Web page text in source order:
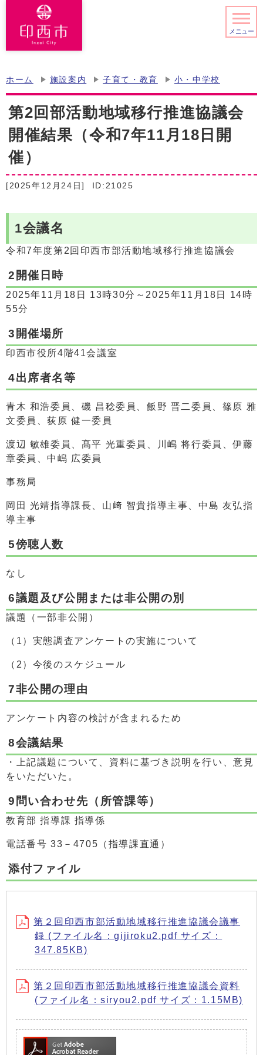
メニュー
ホーム 施設案内 子育て・教育 小・中学校
第2回部活動地域移行推進協議会
開催結果（令和7年11月18日開
催）
[2025年12月24日] ID:21025
1会議名
令和7年度第2回印西市部活動地域移行推進協議会
2開催日時
2025年11月18日 13時30分～2025年11月18日 14時
55分
3開催場所
印西市役所4階41会議室
4出席者名等
青木 和浩委員、磯 昌稔委員、飯野 晋二委員、篠原 雅
文委員、荻原 健一委員
渡辺 敏雄委員、髙平 光重委員、川嶋 将行委員、伊藤
章委員、中嶋 広委員
事務局
岡田 光靖指導課長、山﨑 智貴指導主事、中島 友弘指
導主事
5傍聴人数
なし
6議題及び公開または非公開の別
議題（一部非公開）
（1）実態調査アンケートの実施について
（2）今後のスケジュール
7非公開の理由
アンケート内容の検討が含まれるため
8会議結果
・上記議題について、資料に基づき説明を行い、意見
をいただいた。
9問い合わせ先（所管課等）
教育部 指導課 指導係
電話番号 33－4705（指導課直通）
添付ファイル
第２回印西市部活動地域移行推進協議会議事
録 (ファイル名：gijiroku2.pdf サイズ：
347.85KB)
第２回印西市部活動地域移行推進協議会資料
(ファイル名：siryou2.pdf サイズ：1.15MB)